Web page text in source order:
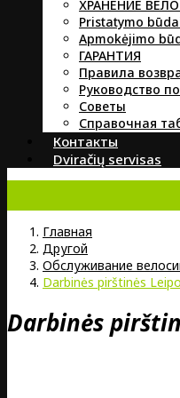
ХРАНЕНИЕ
Pristatymo
Apmokėjimo
ГАРАНТИЯ
Правила
Руководство
Советы
Справочная
Контакты
Dviračių servisas
Главная
Другой
Обслуживание
Darbinės pirštinės
Darbinės